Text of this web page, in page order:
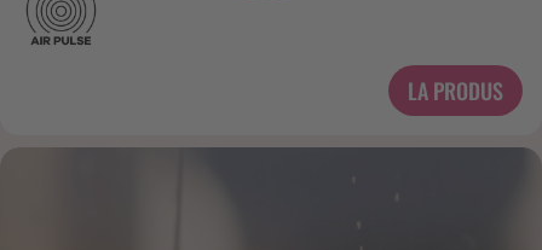
LA PRODUS